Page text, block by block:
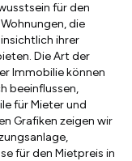
für den
die
ihrer
Die Art der
Immobilie können
beeinflussen,
für Mieter und
Grafiken zeigen wir
für den Mietpreis in